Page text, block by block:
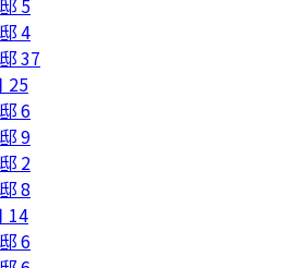
5
4
37
25
6
9
2
8
14
6